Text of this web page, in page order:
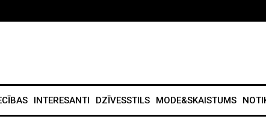
INTERESANTI DZĪVESSTILS MODE&SKAISTUMS